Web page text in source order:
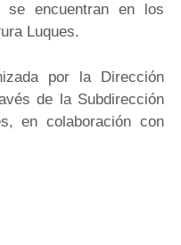
se encuentran en los
Luques.
por la Dirección
de la Subdirección
en colaboración con